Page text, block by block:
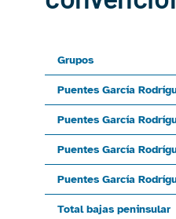
Grupos
Puentes García
Puentes García
Puentes García
Puentes García
Total bajas peninsular